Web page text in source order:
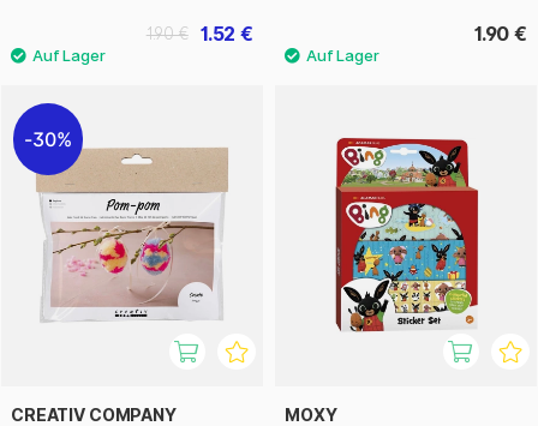
1.52 €
1.90 € 1.90 €
30%
CREATIV COMPANY MOXY